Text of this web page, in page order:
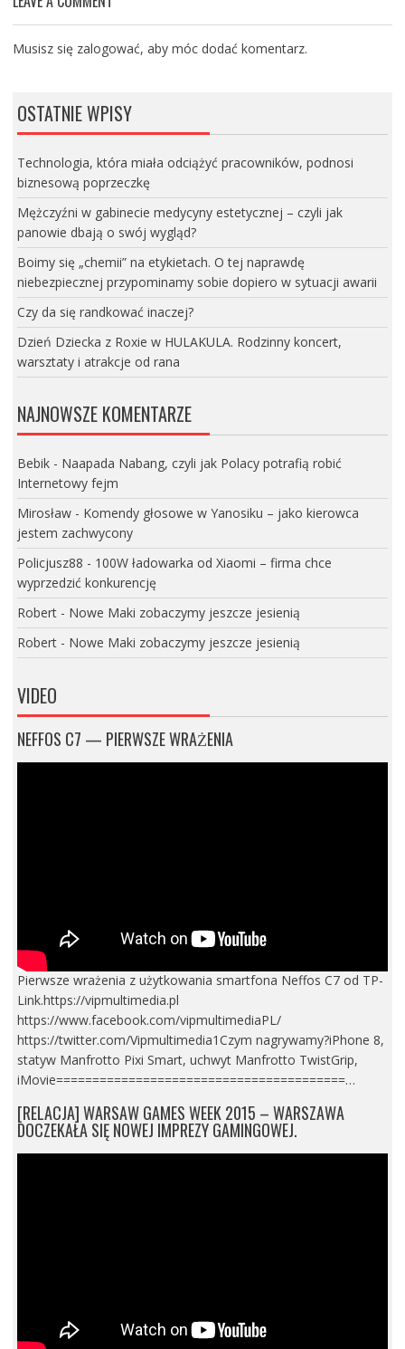
Musisz się zalogować, aby móc dodać komentarz.
OSTATNIE WPISY
Technologia, która miała odciążyć pracowników, podnosi
biznesową poprzeczkę
Mężczyźni w gabinecie medycyny estetycznej – czyli jak
panowie dbają o swój wygląd?
Boimy się „chemii” na etykietach. O tej naprawdę
niebezpiecznej przypominamy sobie dopiero w sytuacji awarii
Czy da się randkować inaczej?
Dzień Dziecka z Roxie w HULAKULA. Rodzinny koncert,
warsztaty i atrakcje od rana
NAJNOWSZE KOMENTARZE
Bebik- Naapada Nabang, czyli jak Polacy potrafią robić
Internetowy fejm
Mirosław- Komendy głosowe w Yanosiku – jako kierowca
jestem zachwycony
Policjusz88 - 100W ładowarka od Xiaomi – firma chce
wyprzedzić konkurencję
Robert- Nowe Maki zobaczymy jeszcze jesienią
Robert- Nowe Maki zobaczymy jeszcze jesienią
VIDEO
NEFFOS C7 — PIERWSZE WRAŻENIA
Pierwsze wrażenia z użytkowania smartfona Neffos C7 od TP-
Link.https://vipmultimedia.pl
https://www.facebook.com/vipmultimediaPL/
https://twitter.com/Vipmultimedia1Czym nagrywamy?iPhone 8,
statyw Manfrotto Pixi Smart, uchwyt Manfrotto TwistGrip,
iMovie========================================…
[RELACJA] WARSAW GAMES WEEK 2015 – WARSZAWA
DOCZEKAŁA SIĘ NOWEJ IMPREZY GAMINGOWEJ.